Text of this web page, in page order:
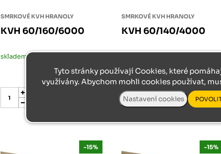
SMRKOVÉ KVH HRANOLY
KVH 60/160/6000
skladem
1 126 Kč
SMRKOVÉ KVH HRANOLY
KVH 60/140/4000
657
ks
-15%
-15%
Tyto stránky používají Cookies, které
využívány. Abychom mohli cookies používat,